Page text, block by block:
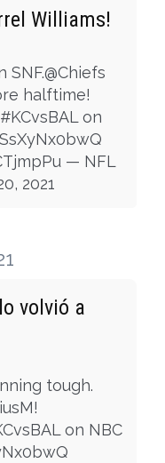
Williams!
halftime!
on
— NFL
2021
volvió a
tough.
on NBC